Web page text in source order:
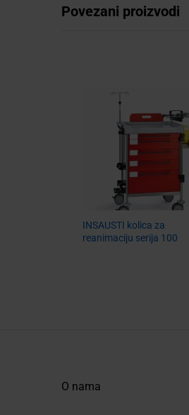
Povezani proizvodi
INSAUSTI kolica za
reanimaciju serija 100
O nama